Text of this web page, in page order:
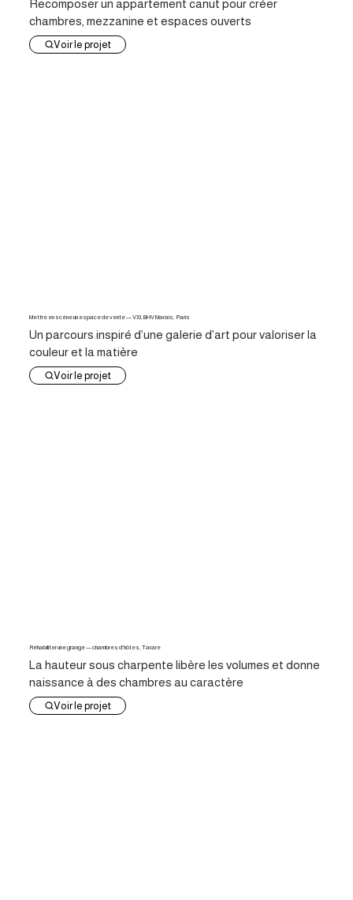
Recomposer un appartement canut pour créer
chambres, mezzanine et espaces ouverts
Voir le projet
Mettre en scène un espace de vente — V33, BHV Marais, Paris
Un parcours inspiré d’une galerie d’art pour valoriser la
couleur et la matière
Voir le projet
Réhabiliter une grange — chambres d’hôtes, Tarare
La hauteur sous charpente libère les volumes et donne
naissance à des chambres au caractère
Voir le projet